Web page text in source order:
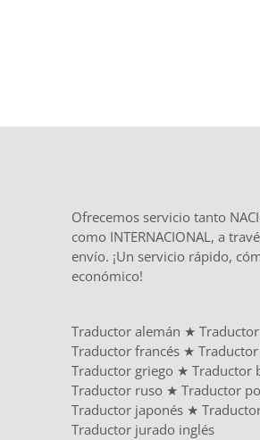
Ofrecemos servicio tanto
como INTERNACIONAL, a
envío. ¡Un servicio rápido,
económico!
Traductor alemán ★
Traductor francés ★
Traductor griego ★ Traductor
Traductor ruso ★ Traductor
Traductor japonés ★
Traductor jurado inglés